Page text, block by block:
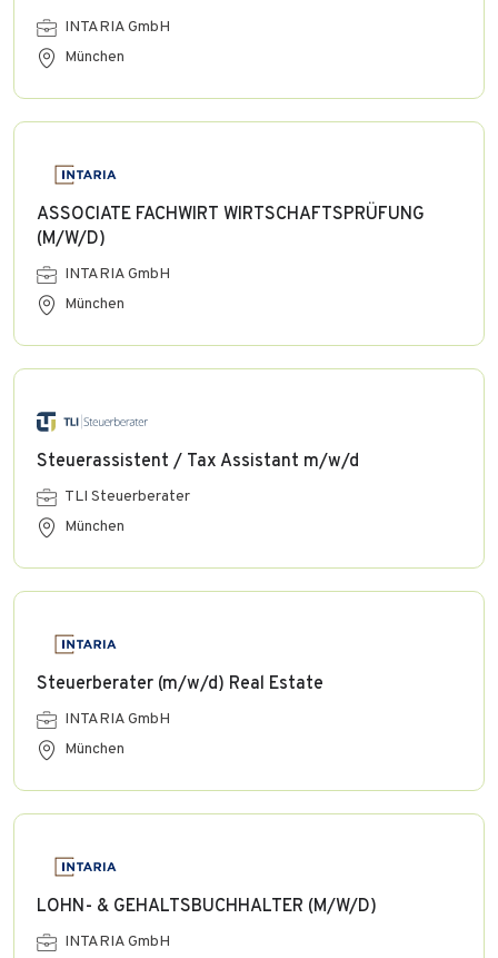
INTARIA GmbH
München
ASSOCIATE FACHWIRT WIRTSCHAFTSPRÜFUNG
(M/W/D)
INTARIA GmbH
München
Steuerassistent / Tax Assistant m/w/d
TLI Steuerberater
München
Steuerberater (m/w/d) Real Estate
INTARIA GmbH
München
LOHN- & GEHALTSBUCHHALTER (M/W/D)
INTARIA GmbH